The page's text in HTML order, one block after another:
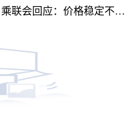
联会回应：价格稳定不是